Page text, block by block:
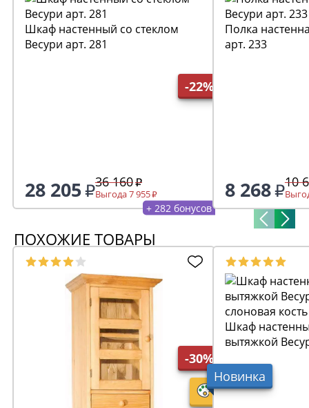
-22%
Шкаф настенный со стеклом
Весури арт. 281
28 205 36 160
Выгода 7 955
+ 282 бонусов
Полка
арт. 233
8 268 10
ПОХОЖИЕ ТОВАРЫ
-30%
Новинка
Шкаф
вытяжкой